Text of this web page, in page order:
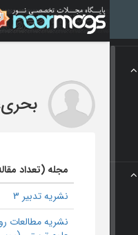
مجله (تعداد
نشریه تدبیر 3
نشریه مطالعات